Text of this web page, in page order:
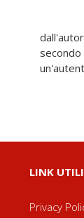
LINK UTILI
Privacy